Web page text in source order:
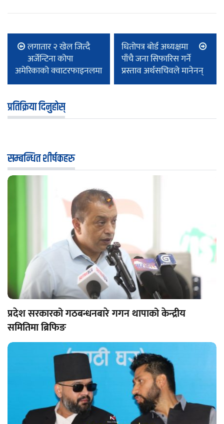
लगातार २ खेल जित्दै
अर्जेन्टिना कोपा
अमेरिकाको क्वाटरफाइनलमा
धितोपत्र बोर्ड अध्यक्षमा
पाँचै जना सिफारिस गर्ने
प्रस्ताव अर्थसचिवले मानेनन्
प्रतिक्रिया दिनुहोस्
सम्बन्धित शीर्षकहरु
प्रदेश सरकारको गठबन्धनबारे गगन थापाको केन्द्रीय
समितिमा ब्रिफिङ